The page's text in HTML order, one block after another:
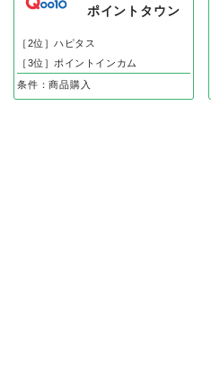
ポイントタウン
［2位］ハピタス
［3位］ポイントインカム
条件：商品購入